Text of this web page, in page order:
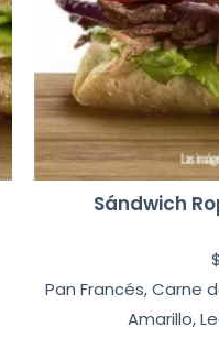
Sándwich
$
Pan Francés, Carne
Amarillo,